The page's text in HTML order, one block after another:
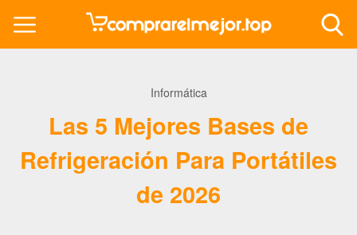
Informática
Las 5 Mejores Bases de
Refrigeración Para Portátiles
de 2026